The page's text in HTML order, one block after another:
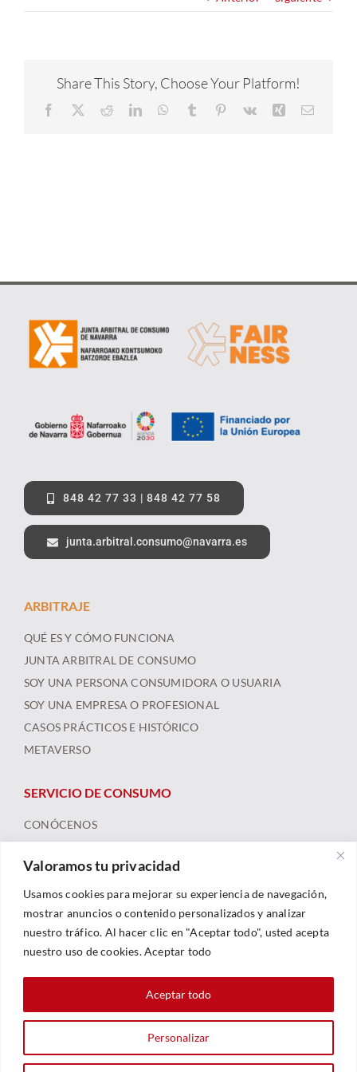
Valoramos tu privacidad
Usamos cookies para mejorar su experiencia de navegación,
mostrar anuncios o contenido personalizados y analizar
nuestro tráfico. Al hacer clic en "Aceptar todo", usted acepta
nuestro uso de cookies. Aceptar todo
Personalizar
Aceptar todo
CONTACTA
Share This Story, Choose Your Platform!
Facebook RedditLinkedInWhatsApp
Tumblr Pinterest
Vk Xing Correo
848 42 77 33 | 848 42 77 58
junta.arbitral.consumo@navarra.es
ARBITRAJE
QUÉ ES Y CÓMO FUNCIONA
JUNTA ARBITRAL DE CONSUMO
SOY UNA PERSONA CONSUMIDORA O USUARIA
SOY UNA EMPRESA O PROFESIONAL
CASOS PRÁCTICOS E HISTÓRICO
METAVERSO
SERVICIO DE CONSUMO
CONÓCENOS
FORMACIÓN Y RECURSOS
NOTICIAS
Política De Privacidad|Política De Cookies
Sarhe Consultoría